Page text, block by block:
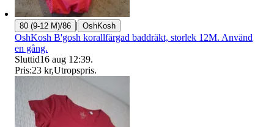
80 (9-12 M)/86 | OshKosh
OshKosh B'gosh korallfärgad baddräkt, storlek 12M. Använd
en gång.
Sluttid16 aug 12:39.
Pris:23 kr,Utropspris.